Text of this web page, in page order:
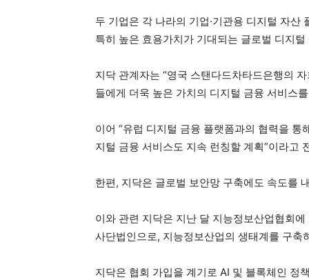
두 기업은 각 나라의 기업·기관용 디지털 자
특히 높은 효용가치가 기대되는 글로벌 디지
지닥 관계자는 “영국 스탠다드차타드은행의
들에게 더욱 높은 가치의 디지털 금융 서비스
이어 “유럽 디지털 금융 플랫폼과의 협력을
지털 금융 서비스도 지속 런칭할 계획”이라고
한편, 지닥은 글로벌 보안망 구축에도 속도를
이와 관련 지닥은 지난 달 지능정보산업협회
사단법인으로, 지능정보산업의 생태계를 구
지닥은 협회 가입을 계기로 AI 및 블록체인 정